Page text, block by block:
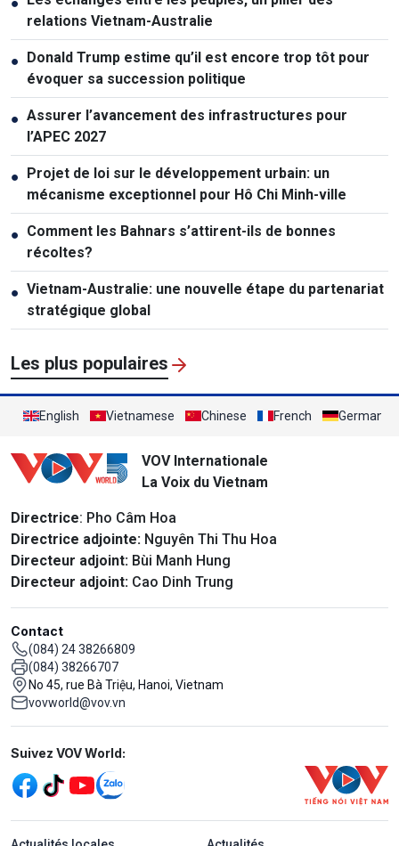
relations Vietnam-Australie
● Donald Trump estime qu’il est encore trop tôt pour
évoquer sa succession politique
● Assurer l’avancement des infrastructures pour
l’APEC 2027
● Projet de loi sur le développement urbain: un
mécanisme exceptionnel pour Hô Chi Minh-ville
● Comment les Bahnars s’attirent-ils de bonnes
récoltes?
● Vietnam-Australie: une nouvelle étape du partenariat
stratégique global
Les plus populaires
English Vietnamese Chinese French German
VOV Internationale
La Voix du Vietnam
Directrice: Pho Câm Hoa
Directrice adjointe: Nguyên Thi Thu Hoa
Directeur adjoint: Bùi Manh Hung
Directeur adjoint: Cao Dinh Trung
Contact
(084) 24 38266809
(084) 38266707
No 45, rue Bà Triệu, Hanoi, Vietnam
vovworld@vov.vn
Mạng xã hội
Suivez VOV World:
menu footer tiếng Pháp